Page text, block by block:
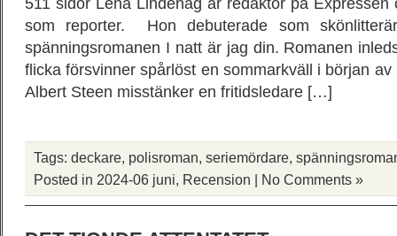
511 sidor Lena Lindehag är redaktör på Expressen
som reporter. Hon debuterade som
spänningsromanen I natt är jag din. Romanen
flicka försvinner spårlöst en sommarkväll i början
Albert Steen misstänker en fritidsledare […]
Tags: deckare, polisroman, seriemördare,
Posted in 2024-06 juni, Recension | No Comments »